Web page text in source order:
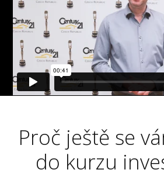
Proč ještě se
do kurzu